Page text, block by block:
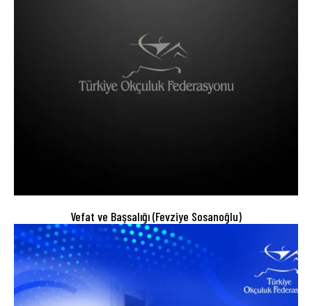
Vefat ve Başsalığı (Fevziye Sosanoğlu)